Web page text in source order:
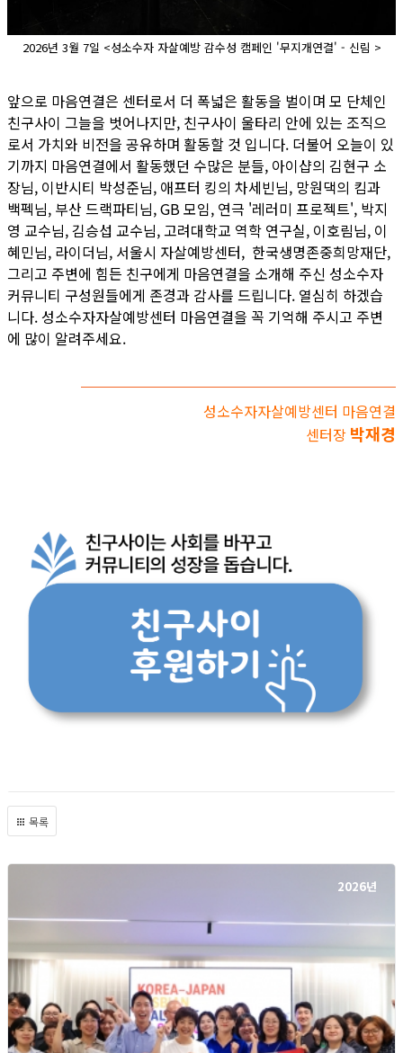
2026년 3월 7일 <성소수자 자살예방 감수성 캠페인 '무지개연결' - 신림 >
앞으로 마음연결은 센터로서 더 폭넓은 활동을 벌이며 모 단체인
친구사이 그늘을 벗어나지만, 친구사이 울타리 안에 있는 조직으
로서 가치와 비전을 공유하며 활동할 것 입니다. 더불어 오늘이 있
기까지 마음연결에서 활동했던 수많은 분들, 아이샵의 김현구 소
장님, 이반시티 박성준님, 애프터 킹의 차세빈님, 망원댁의 킴과
백펙님, 부산 드랙파티님, GB 모임, 연극 '레러미 프로젝트', 박지
영 교수님, 김승섭 교수님, 고려대학교 역학 연구실, 이호림님, 이
혜민님, 라이더님, 서울시 자살예방센터, 한국생명존중희망재단,
그리고 주변에 힘든 친구에게 마음연결을 소개해 주신 성소수자
커뮤니티 구성원들에게 존경과 감사를 드립니다. 열심히 하겠습
니다. 성소수자자살예방센터 마음연결을 꼭 기억해 주시고 주변
에 많이 알려주세요.
성소수자자살예방센터 마음연결
센터장 박재경
목록
2026년